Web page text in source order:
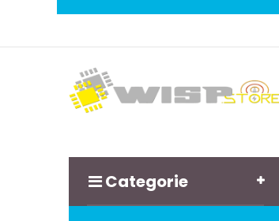
Categorie